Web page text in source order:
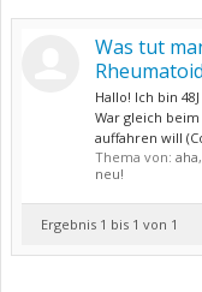
Was tut
Hallo! Ich bin
War gleich
auffahren will
Thema von: aha,
neu!
Ergebnis 1 bis 1 von 1